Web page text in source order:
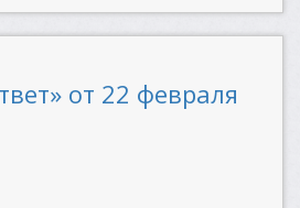
от 22 февраля